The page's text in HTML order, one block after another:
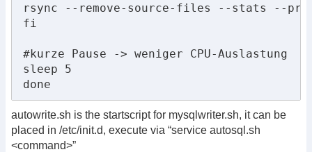
rsync --remove-source-files --stats --
fi
#kurze Pause -> weniger CPU-Auslastung
sleep 5
done
autowrite.sh is the startscript for mysqlwriter.sh, it can be
placed in /etc/init.d, execute via “service autosql.sh
<command>”